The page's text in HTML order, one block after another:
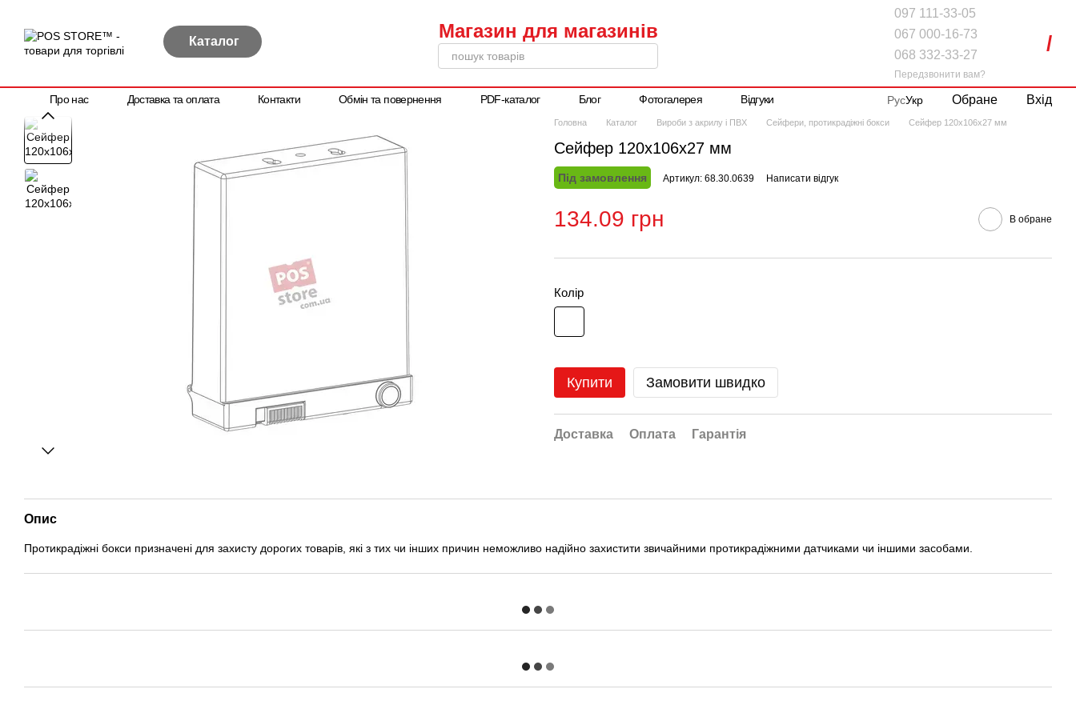
Каталог
097 111-33-05
067 000-16-73
068 332-33-27
Передзвонити вам?
Про нас Доставка та оплата Контакти Обмін та повернення PDF-каталог Блог Фотогалерея
Відгуки
Політика конфіденційності
РусУкр Обране Вхід
Головна Каталог Вироби з акрилу і ПВХ Сейфери, протикрадіжні бокси Сейфер 120x106x27 мм
Сейфер 120x106x27 мм
Під замовлення Артикул: 68.30.0639 Написати відгук
134.09 грн В обране
Колір
Купити Замовити швидко
Доставка Оплата Гарантія
Опис
Протикрадіжні бокси призначені для захисту дорогих товарів, які з тих чи інших причин неможливо надійно захистити звичайними протикрадіжними датчиками чи іншими засобами.